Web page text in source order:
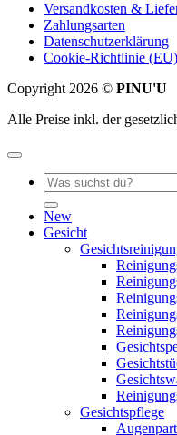
Versandkosten &
Zahlungsarten
Datenschutzerklärung
Cookie-Richtlinie (EU)
Copyright 2026 © PINU'U
Alle Preise inkl. der
Suche
nach:
New
Gesicht
Gesichtspflege